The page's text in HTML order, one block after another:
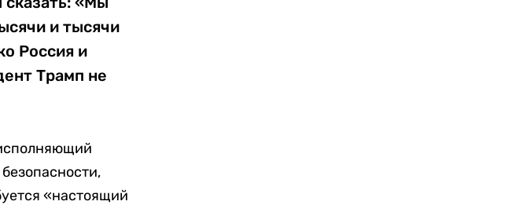
и тысячи
Россия и
Трамп не
«настоящий